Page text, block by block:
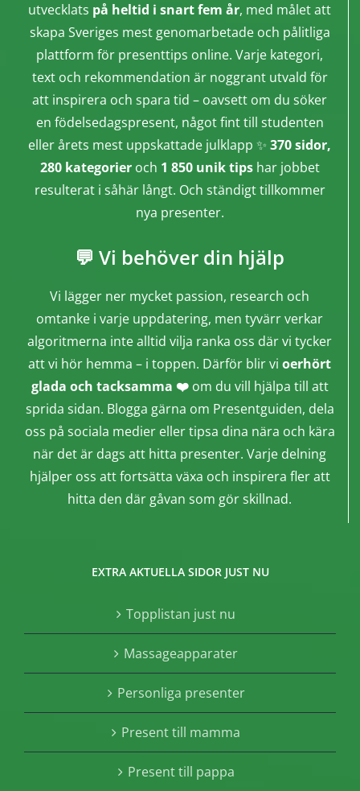
utvecklats på heltid i snart fem år, med målet att
skapa Sveriges mest genomarbetade och pålitliga
plattform för presenttips online. Varje kategori,
text och rekommendation är noggrant utvald för
att inspirera och spara tid – oavsett om du söker
en födelsedagspresent, något fint till studenten
eller årets mest uppskattade julklapp ✨ 370 sidor,
280 kategorieroch 1 850 unik tipshar jobbet
resulterat i såhär långt. Och ständigt tillkommer
nya presenter.
💬 Vi behöver din hjälp
Vi lägger ner mycket passion, research och
omtanke i varje uppdatering, men tyvärr verkar
algoritmerna inte alltid vilja ranka oss där vi tycker
att vi hör hemma – i toppen. Därför blir vi oerhört
glada och tacksamma ❤️om du vill hjälpa till att
sprida sidan. Blogga gärna om Presentguiden, dela
oss på sociala medier eller tipsa dina nära och kära
när det är dags att hitta presenter. Varje delning
hjälper oss att fortsätta växa och inspirera fler att
hitta den där gåvan som gör skillnad.
EXTRA AKTUELLA SIDOR JUST NU
Topplistan just nu
Massageapparater
Personliga presenter
Present till mamma
Present till pappa